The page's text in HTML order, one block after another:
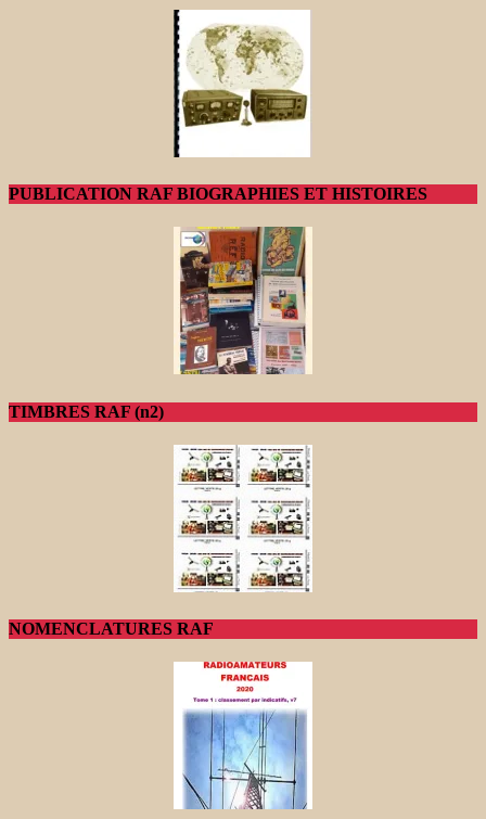
PUBLICATION RAF BIOGRAPHIES ET HISTOIRES
TIMBRES RAF (n2)
NOMENCLATURES RAF